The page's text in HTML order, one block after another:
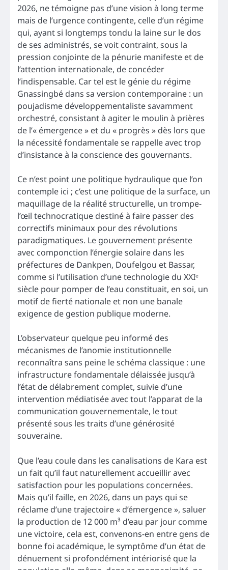
2026, ne témoigne pas d’une vision à long terme
mais de l’urgence contingente, celle d’un régime
qui, ayant si longtemps tondu la laine sur le dos
de ses administrés, se voit contraint, sous la
pression conjointe de la pénurie manifeste et de
l’attention internationale, de concéder
l’indispensable. Car tel est le génie du régime
Gnassingbé dans sa version contemporaine : un
poujadisme développementaliste savamment
orchestré, consistant à agiter le moulin à prières
de l’« émergence » et du « progrès » dès lors que
la nécessité fondamentale se rappelle avec trop
d’insistance à la conscience des gouvernants.
Ce n’est point une politique hydraulique que l’on
contemple ici ; c’est une politique de la surface, un
maquillage de la réalité structurelle, un trompe-
l’œil technocratique destiné à faire passer des
correctifs minimaux pour des révolutions
paradigmatiques. Le gouvernement présente
avec componction l’énergie solaire dans les
préfectures de Dankpen, Doufelgou et Bassar,
comme si l’utilisation d’une technologie du XXIᵉ
siècle pour pomper de l’eau constituait, en soi, un
motif de fierté nationale et non une banale
exigence de gestion publique moderne.
L’observateur quelque peu informé des
mécanismes de l’anomie institutionnelle
reconnaîtra sans peine le schéma classique : une
infrastructure fondamentale délaissée jusqu’à
l’état de délabrement complet, suivie d’une
intervention médiatisée avec tout l’apparat de la
communication gouvernementale, le tout
présenté sous les traits d’une générosité
souveraine.
Que l’eau coule dans les canalisations de Kara est
un fait qu’il faut naturellement accueillir avec
satisfaction pour les populations concernées.
Mais qu’il faille, en 2026, dans un pays qui se
réclame d’une trajectoire « d’émergence », saluer
la production de 12 000 m³ d’eau par jour comme
une victoire, cela est, convenons-en entre gens de
bonne foi académique, le symptôme d’un état de
dénuement si profondément intériorisé que la